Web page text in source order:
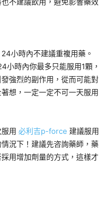
小時內不建議重複用藥。
小時內你最多只能服用1顆，
強烈的副作用，從而可能對
想，一定一定不可一天服用
用 必利吉p-force 建議服用
況下！建議先咨詢藥師，藥
用增加劑量的方式，這樣才